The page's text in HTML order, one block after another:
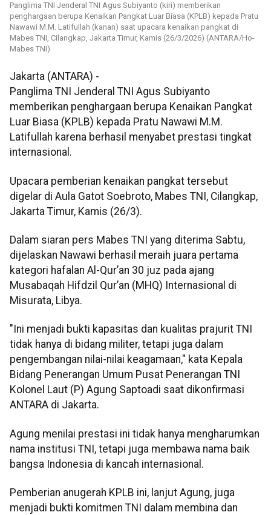
Panglima TNI Jenderal TNI Agus Subiyanto (kiri) memberikan
penghargaan berupa Kenaikan Pangkat Luar Biasa (KPLB) kepada Pratu
Nawawi M.M. Latifullah (kanan) saat upacara kenaikan pangkat di
Mabes TNI, Cilangkap, Jakarta Timur, Kamis (26/3/2026) (ANTARA/Ho-
Mabes TNI)
Jakarta (ANTARA) -
Panglima TNI Jenderal TNI Agus Subiyanto
memberikan penghargaan berupa Kenaikan Pangkat
Luar Biasa (KPLB) kepada Pratu Nawawi M.M.
Latifullah karena berhasil menyabet prestasi tingkat
internasional.
Upacara pemberian kenaikan pangkat tersebut
digelar di Aula Gatot Soebroto, Mabes TNI, Cilangkap,
Jakarta Timur, Kamis (26/3).
Dalam siaran pers Mabes TNI yang diterima Sabtu,
dijelaskan Nawawi berhasil meraih juara pertama
kategori hafalan Al-Qur’an 30 juz pada ajang
Musabaqah Hifdzil Qur’an (MHQ) Internasional di
Misurata, Libya.
"Ini menjadi bukti kapasitas dan kualitas prajurit TNI
tidak hanya di bidang militer, tetapi juga dalam
pengembangan nilai-nilai keagamaan," kata Kepala
Bidang Penerangan Umum Pusat Penerangan TNI
Kolonel Laut (P) Agung Saptoadi saat dikonfirmasi
ANTARA di Jakarta.
Agung menilai prestasi ini tidak hanya mengharumkan
nama institusi TNI, tetapi juga membawa nama baik
bangsa Indonesia di kancah internasional.
Pemberian anugerah KPLB ini, lanjut Agung, juga
menjadi bukti komitmen TNI dalam membina dan